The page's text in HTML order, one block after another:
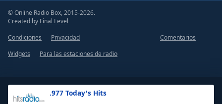
.977 Today's Hits
© Online Radio Box, 2015-2026.
Created by Final Level
Condiciones
Privacidad
Comentarios
Widgets
Para las estaciones de radio